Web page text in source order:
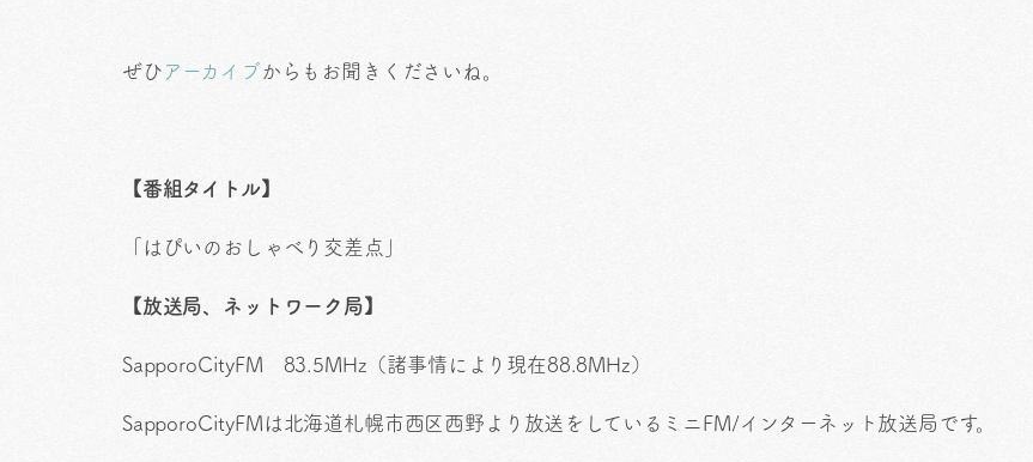
ぜひ アーカイブ からもお聞きくださいね。
【番組タイトル】
「はぴいのおしゃべり交差点」
【放送局、ネットワーク局】
SapporoCityFM 83.5MHz（諸事情により現在88.8MHz）
SapporoCityFMは北海道札幌市西区西野より放送をしているミニFM/インターネット放送局です。